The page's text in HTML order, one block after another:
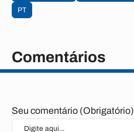
PT
Comentários
Seu comentário (Obrigatório)